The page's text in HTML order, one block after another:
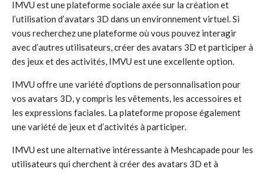
IMVU est une plateforme sociale axée sur la création et
l’utilisation d’avatars 3D dans un environnement virtuel. Si
vous recherchez une plateforme où vous pouvez interagir
avec d’autres utilisateurs, créer des avatars 3D et participer à
des jeux et des activités, IMVU est une excellente option.
IMVU offre une variété d’options de personnalisation pour
vos avatars 3D, y compris les vêtements, les accessoires et
les expressions faciales. La plateforme propose également
une variété de jeux et d’activités à participer.
IMVU est une alternative intéressante à Meshcapade pour les
utilisateurs qui cherchent à créer des avatars 3D et à